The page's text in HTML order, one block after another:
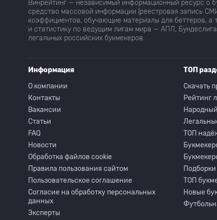
Винрейтинг — независимый информационный ресурс о
средство массовой информации (реестровая запись
коэффициентов, обучающие материалы для беттеров, а
и статистику по ведущим лигам мира — АПЛ,
легальных российских букмекеров.
Информация
О компании
Контакты
Вакансии
Статьи
FAQ
Новости
Обработка файлов cookie
Правила пользования сайтом
Пользовательское соглашение
Согласие на обработку персональных
данных
Эксперты
ТОП
Скачать
Рейтинг
ТОП
ТОП
Новые